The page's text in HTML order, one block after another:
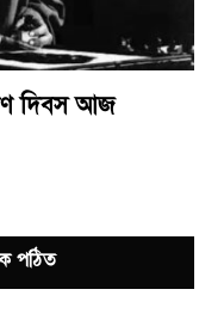
দিবস আজ
পঠিত